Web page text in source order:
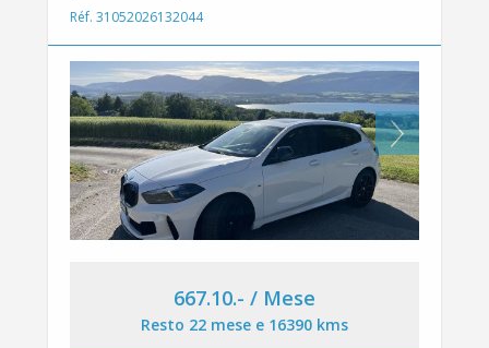
Réf. 31052026132044
Next
667.10.- / Mese
Resto 22 mese e 16390 kms